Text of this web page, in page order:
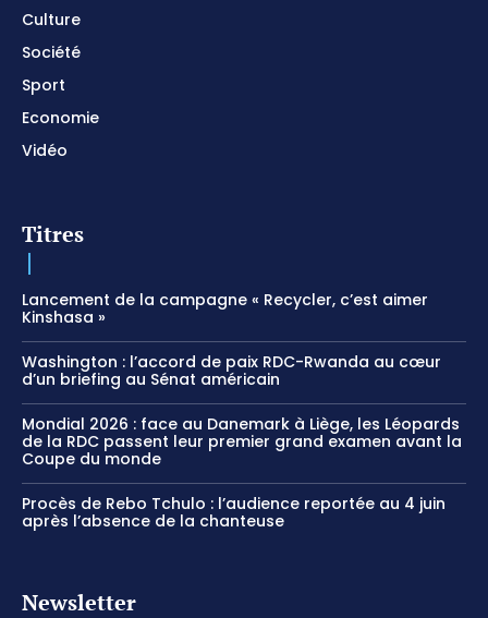
Culture
Société
Sport
Economie
Vidéo
Titres
Lancement de la campagne « Recycler, c’est aimer
Kinshasa »
Washington : l’accord de paix RDC-Rwanda au cœur
d’un briefing au Sénat américain
Mondial 2026 : face au Danemark à Liège, les Léopards
de la RDC passent leur premier grand examen avant la
Coupe du monde
Procès de Rebo Tchulo : l’audience reportée au 4 juin
après l’absence de la chanteuse
Newsletter